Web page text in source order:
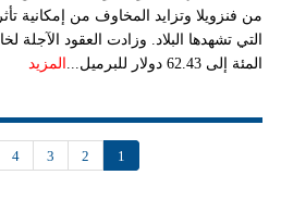
من فنزويلا وتزايد المخاوف من إمكانية تأثر
المئة إلى 62.43 دولار للبرميل...
المزيد
1
2
3
4